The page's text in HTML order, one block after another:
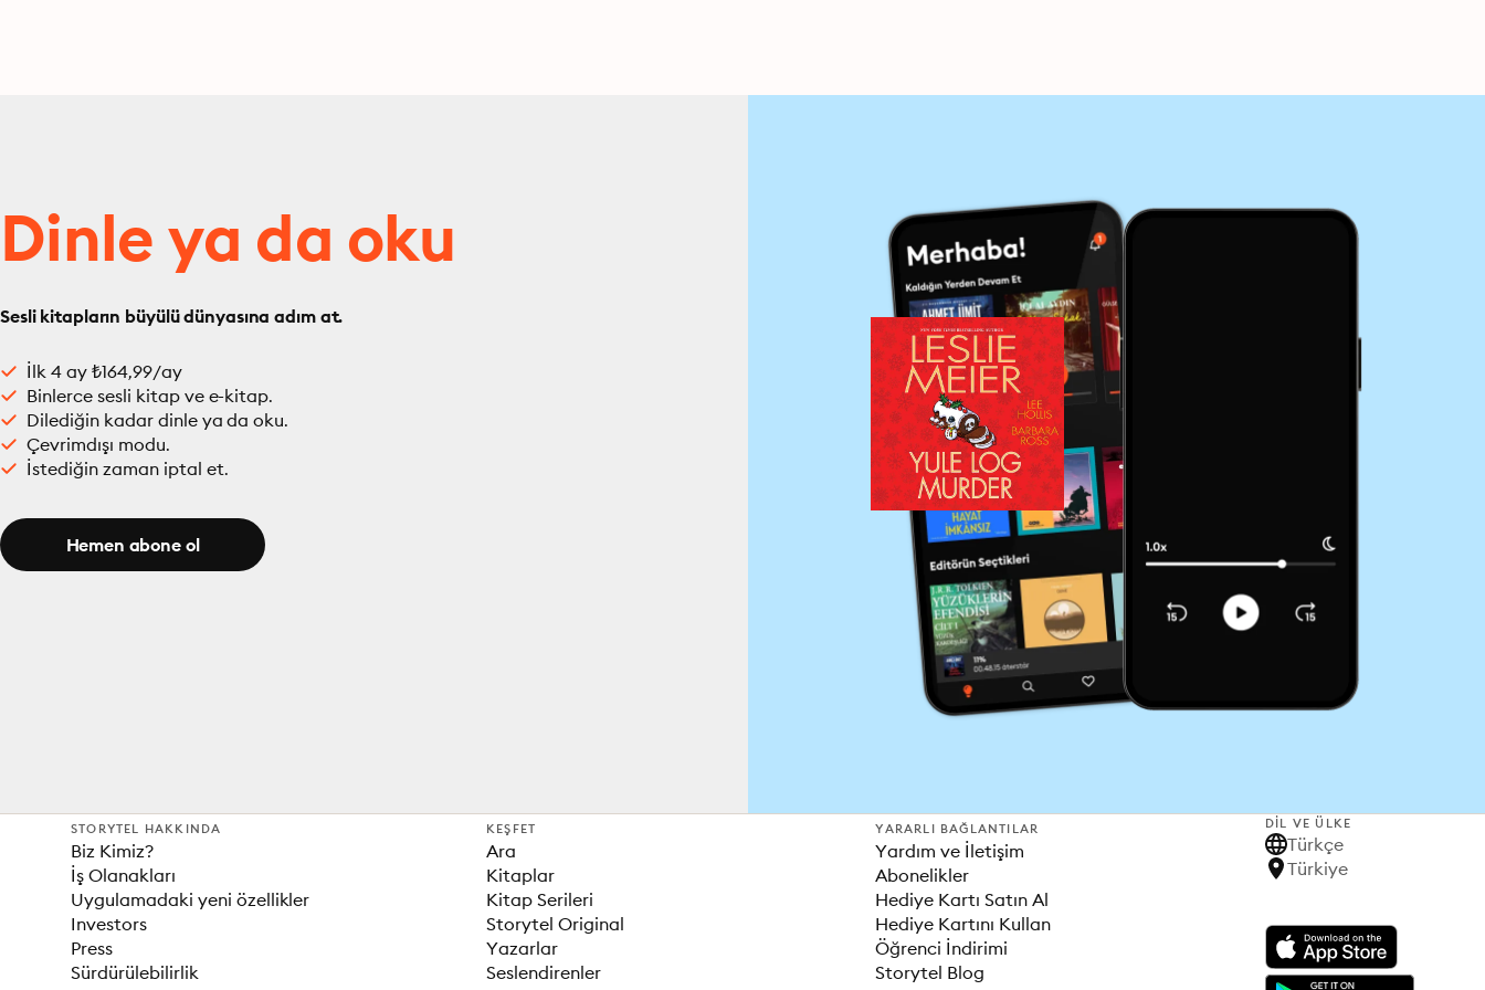
Dinle ya da oku
Sesli kitapların büyülü dünyasına adım at.
İlk 4 ay ₺164,99/ay
Binlerce sesli kitap ve e-kitap.
Dilediğin kadar dinle ya da oku.
Çevrimdışı modu.
İstediğin zaman iptal et.
Hemen abone ol
STORYTEL HAKKINDA
Biz Kimiz?
İş Olanakları
Uygulamadaki yeni özellikler
Investors
Press
Sürdürülebilirlik
KEŞFET
Ara
Kitaplar
Kitap Serileri
Storytel Original
Yazarlar
Seslendirenler
YARARLI BAĞLANTILAR
Yardım ve İletişim
Abonelikler
Hediye Kartı Satın Al
Hediye Kartını Kullan
Öğrenci İndirimi
Storytel Blog
DIL VE ÜLKE
Türkçe
Türkiye